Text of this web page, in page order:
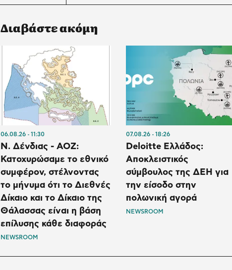
Διαβάστε ακόμη
06.08.26 11:30
Ν. Δένδιας - ΑΟΖ:
Κατοχυρώσαμε το εθνικό
συμφέρον, στέλνοντας
το μήνυμα ότι το Διεθνές
Δίκαιο και το Δίκαιο της
Θάλασσας είναι η βάση
επίλυσης κάθε διαφοράς
NEWSROOM
07.08.26 18:26
Deloitte Ελλάδος:
Αποκλειστικός
σύμβουλος της ΔΕΗ για
την είσοδο στην
πολωνική αγορά
NEWSROOM